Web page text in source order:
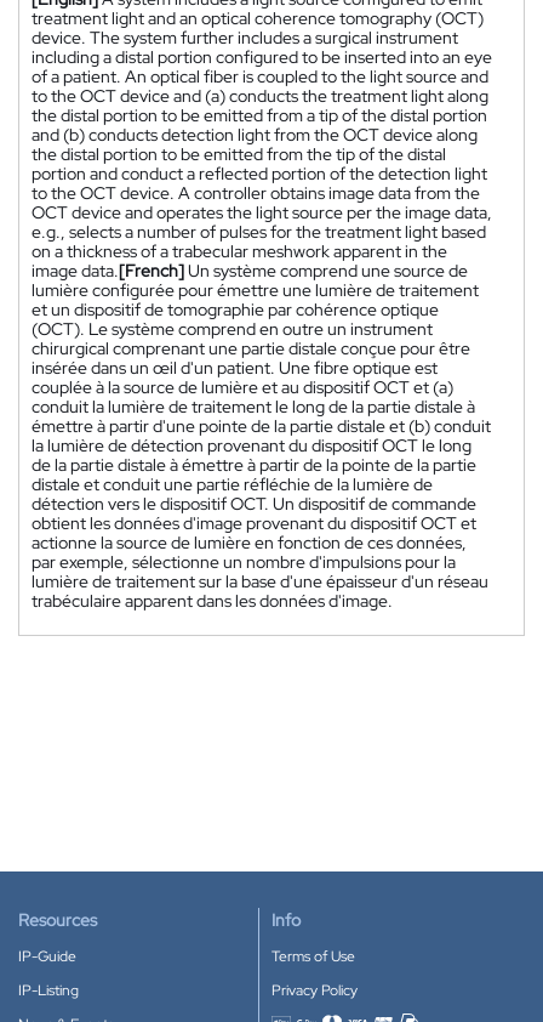
treatment light and an optical coherence tomography (OCT)
device. The system further includes a surgical instrument
including a distal portion configured to be inserted into an eye
of a patient. An optical fiber is coupled to the light source and
to the OCT device and (a) conducts the treatment light along
the distal portion to be emitted from a tip of the distal portion
and (b) conducts detection light from the OCT device along
the distal portion to be emitted from the tip of the distal
portion and conduct a reflected portion of the detection light
to the OCT device. A controller obtains image data from the
OCT device and operates the light source per the image data,
e.g., selects a number of pulses for the treatment light based
on a thickness of a trabecular meshwork apparent in the
image data.[French]Un système comprend une source de
lumière configurée pour émettre une lumière de traitement
et un dispositif de tomographie par cohérence optique
(OCT). Le système comprend en outre un instrument
chirurgical comprenant une partie distale conçue pour être
insérée dans un œil d'un patient. Une fibre optique est
couplée à la source de lumière et au dispositif OCT et (a)
conduit la lumière de traitement le long de la partie distale à
émettre à partir d'une pointe de la partie distale et (b) conduit
la lumière de détection provenant du dispositif OCT le long
de la partie distale à émettre à partir de la pointe de la partie
distale et conduit une partie réfléchie de la lumière de
détection vers le dispositif OCT. Un dispositif de commande
obtient les données d'image provenant du dispositif OCT et
actionne la source de lumière en fonction de ces données,
par exemple, sélectionne un nombre d'impulsions pour la
lumière de traitement sur la base d'une épaisseur d'un réseau
trabéculaire apparent dans les données d'image.
Resources
IP-Guide
IP-Listing
Info
Terms of Use
Privacy Policy